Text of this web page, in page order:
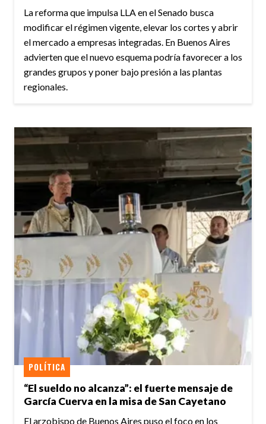
La reforma que impulsa LLA en el Senado busca
modificar el régimen vigente, elevar los cortes y abrir
el mercado a empresas integradas. En Buenos Aires
advierten que el nuevo esquema podría favorecer a los
grandes grupos y poner bajo presión a las plantas
regionales.
“El sueldo no alcanza”: el fuerte mensaje de
García Cuerva en la misa de San Cayetano
POLÍTICA
El arzobispo de Buenos Aires puso el foco en los